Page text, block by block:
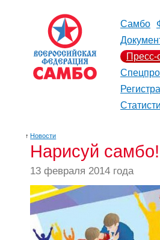
Самбо
Пресс-
↑ Новости
Нарисуй самбо!
13 февраля 2014 года